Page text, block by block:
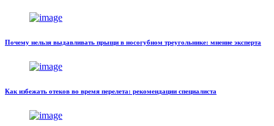
Почему нельзя выдавливать прыщи в носогубном треугольнике: мнение эксперта
Как избежать отеков во время перелета: рекомендации специалиста